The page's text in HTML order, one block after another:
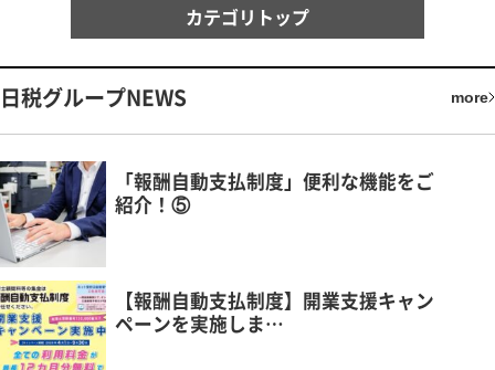
カテゴリトップ
日税グループNEWS more
「報酬自動支払制度」便利な機能をご
紹介！⑤
【報酬自動支払制度】開業支援キャン
ペーンを実施しま…